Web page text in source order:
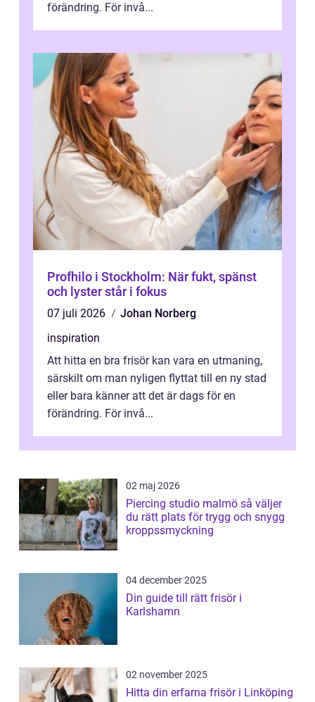
förändring. För invå...
Profhilo i Stockholm: När fukt, spänst
och lyster står i fokus
07 juli 2026
Johan Norberg
inspiration
Att hitta en bra frisör kan vara en utmaning,
särskilt om man nyligen flyttat till en ny stad
eller bara känner att det är dags för en
förändring. För invå...
02 maj 2026
Piercing studio malmö så väljer
du rätt plats för trygg och snygg
kroppssmyckning
04 december 2025
Din guide till rätt frisör i
Karlshamn
02 november 2025
Hitta din erfarna frisör i Linköping